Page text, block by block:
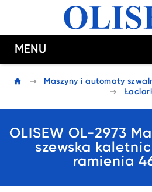
MENU
Maszyny i automaty
OLISEW OL-2973
szewska
ramienia